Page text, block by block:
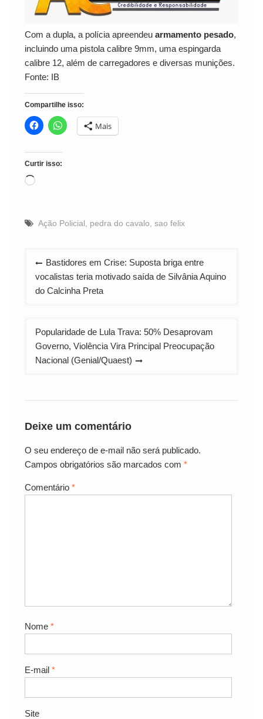
Com a dupla, a polícia apreendeu armamento pesado,
incluindo uma pistola calibre 9mm, uma espingarda
calibre 12, além de carregadores e diversas munições.
Fonte: IB
Compartilhe isso:
Mais
Curtir isso:
Carregando...
Ação Policial pedra do cavalo sao felix
Navegação
de
Post
Bastidores em Crise: Suposta briga entre
vocalistas teria motivado saída de Silvânia Aquino
do Calcinha Preta
Popularidade de Lula Trava: 50% Desaprovam
Governo, Violência Vira Principal Preocupação
Nacional (Genial/Quaest)
Deixe um comentário
O seu endereço de e-mail não será publicado.
Campos obrigatórios são marcados com *
Comentário *
Nome *
E-mail *
Site